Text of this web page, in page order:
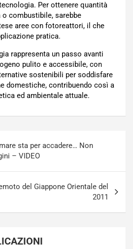
Per ottenere quantità
combustibile, sarebbe
aree con fotoreattori, il che
pratica.
rappresenta un passo avanti
pulito e accessibile, con
sostenibili per soddisfare
domestiche, contribuendo così a
ed ambientale attuale.
sta per accadere… Non
– VIDEO
del Giappone Orientale del
2011